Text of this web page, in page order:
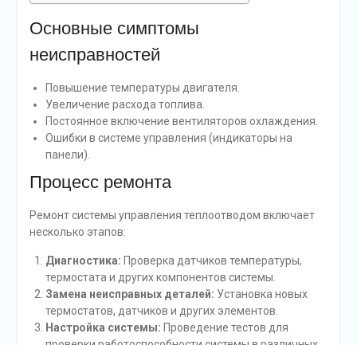
Основные симптомы
неисправностей
Повышение температуры двигателя.
Увеличение расхода топлива.
Постоянное включение вентиляторов охлаждения.
Ошибки в системе управления (индикаторы на
панели).
Процесс ремонта
Ремонт системы управления теплоотводом включает
несколько этапов:
Диагностика: Проверка датчиков температуры,
термостата и других компонентов системы.
Замена неисправных деталей: Установка новых
термостатов, датчиков и других элементов.
Настройка системы: Проведение тестов для